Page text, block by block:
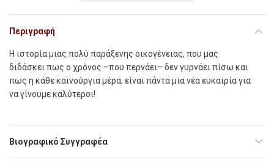
Περιγραφή
Η ιστορία μιας πολύ παράξενης οικογένειας, που μας
διδάσκει πως ο χρόνος –που περνάει– δεν γυρνάει πίσω και
πως η κάθε καινούργια μέρα, είναι πάντα μια νέα ευκαιρία για
να γίνουμε καλύτεροι!
Βιογραφικό Συγγραφέα